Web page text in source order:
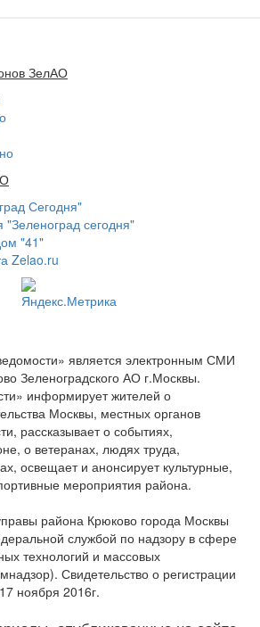
ЗелАО
Сегодня"
сегодня"
"41"
Zelao.ru
является электронным СМИ
Зеленоградского АО г.Москвы.
информирует жителей о
Москвы, местных органов
рассказывает о событиях,
о ветеранах, людях труда,
освещает и анонсирует культурные,
мероприятия района.
района Крюково города Москвы
службой по надзору в сфере
технологий и массовых
Свидетельство о регистрации
ноября 2016г.